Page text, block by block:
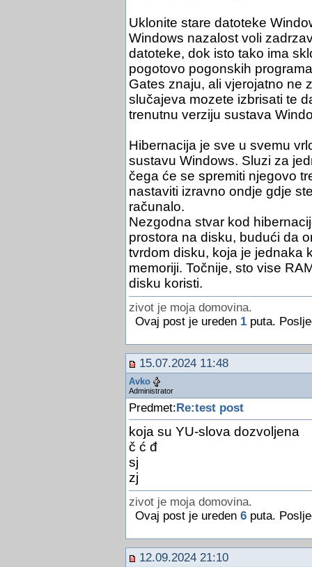
Uklonite stare datoteke
Windows nazalost voli
datoteke, dok isto tako ima
pogotovo pogonskih
Gates znaju, ali vjerojatno ne
slučajeva mozete izbrisati te
trenutnu verziju sustava
Hibernacija je sve u svemu
sustavu Windows. Sluzi za
čega će se spremiti njegovo
nastaviti izravno ondje gdje
računalo.
Nezgodna stvar kod
prostora na disku, budući da
tvrdom disku, koja je jednaka
memoriji. Točnije, sto vise
disku koristi.
zivot je moja domovina.
Ovaj post je ureden 1puta.
15.07.2024 11:48
Avko
Administrator
Predmet: Re:test post
koja su YU-slova dozvoljena
č ć đ
sj
zj
zivot je moja domovina.
Ovaj post je ureden 6puta.
12.09.2024 21:10